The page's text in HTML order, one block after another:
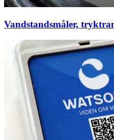
Vandstandsmåler,